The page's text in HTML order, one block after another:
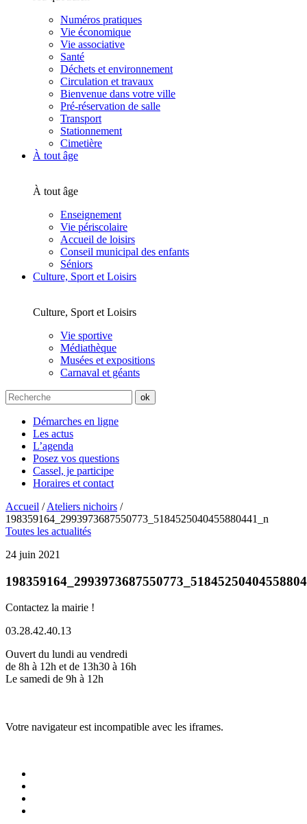
Numéros pratiques
Vie économique
Vie associative
Santé
Déchets et environnement
Circulation et travaux
Bienvenue dans votre ville
Pré-réservation de salle
Transport
Stationnement
Cimetière
À tout âge
À tout âge
Enseignement
Vie périscolaire
Accueil de loisirs
Conseil municipal des enfants
Séniors
Culture, Sport et Loisirs
Culture, Sport et Loisirs
Vie sportive
Médiathèque
Musées et expositions
Carnaval et géants
Démarches en ligne
Les actus
L’agenda
Posez vos questions
Cassel, je participe
Horaires et contact
Accueil /Ateliers nichoirs /
198359164_2993973687550773_5184525040455880441_n
Toutes les actualités
24 juin 2021
Contactez la mairie !
03.28.42.40.13
Ouvert du lundi au vendredi
de 8h à 12h et de 13h30 à 16h
Le samedi de 9h à 12h
Votre navigateur est incompatible avec les iframes.